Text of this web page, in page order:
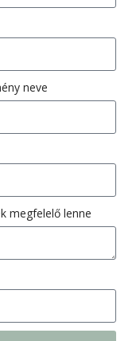
neve
megfelelő lenne